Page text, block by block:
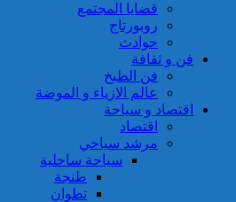
قضايا المجتمع
روبورتاج
حوادث
فن و ثقافة
فن الطبخ
عالم الازياء و الموضة
اقتصاد و سياحة
اقتصاد
مرشد سياحي
سياحة ساحلية
طنجة
تطوان